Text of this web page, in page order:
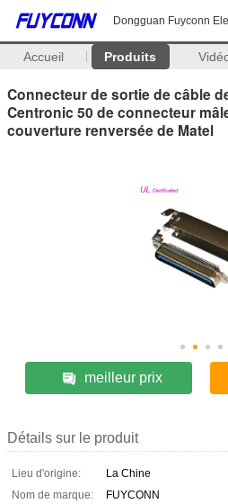
Dongguan Fuyconn
Accueil Produits
Connecteur de sortie de câble
Centronic 50 de connecteur
couverture renversée de Matel
meilleur prix
Détails sur le produit
Lieu d'origine:
La Chine
Nom de marque:
FUYCONN